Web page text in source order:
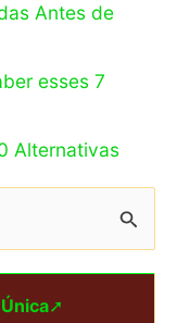
Antes de
esses 7
Alternativas
Única➚